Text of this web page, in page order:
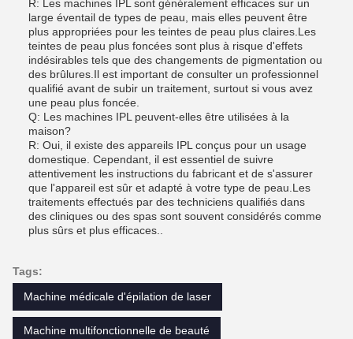
R: Les machines IPL sont généralement efficaces sur un
large éventail de types de peau, mais elles peuvent être
plus appropriées pour les teintes de peau plus claires.Les
teintes de peau plus foncées sont plus à risque d'effets
indésirables tels que des changements de pigmentation ou
des brûlures.Il est important de consulter un professionnel
qualifié avant de subir un traitement, surtout si vous avez
une peau plus foncée.
Q: Les machines IPL peuvent-elles être utilisées à la
maison?
R: Oui, il existe des appareils IPL conçus pour un usage
domestique. Cependant, il est essentiel de suivre
attentivement les instructions du fabricant et de s'assurer
que l'appareil est sûr et adapté à votre type de peau.Les
traitements effectués par des techniciens qualifiés dans
des cliniques ou des spas sont souvent considérés comme
plus sûrs et plus efficaces..
Tags:
Machine médicale d'épilation de laser
Machine multifonctionnelle de beauté